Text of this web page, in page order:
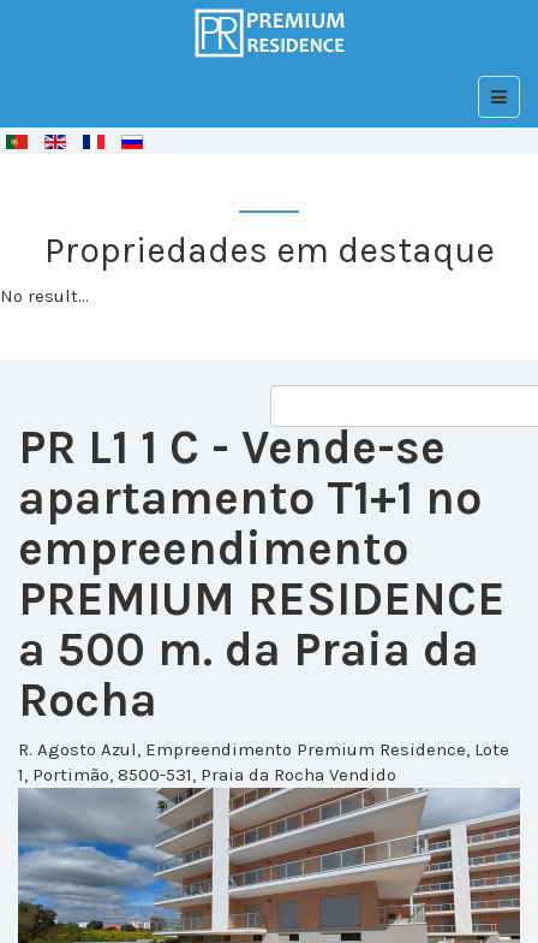
© FreeJoomla! 3 Modules
Propriedades em destaque
No result...
PR L1 1 C - Vende-se
apartamento T1+1 no
empreendimento
PREMIUM RESIDENCE
a 500 m. da Praia da
Rocha
R. Agosto Azul, Empreendimento Premium Residence, Lote
1, Portimão, 8500-531, Praia da Rocha Vendido